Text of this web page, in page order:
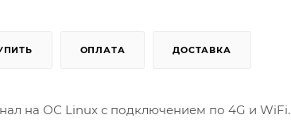
ОПЛАТА ДОСТАВКА
на ОС Linux с подключением по 4G и WiFi.